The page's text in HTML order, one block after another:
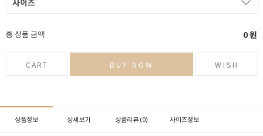
총 상품 금액 0원
CART BUY NOW WISH
상품정보 상세보기 상품리뷰 (0) 사이즈정보